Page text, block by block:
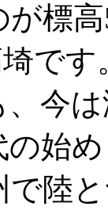
標高
です
今
の始
で陸